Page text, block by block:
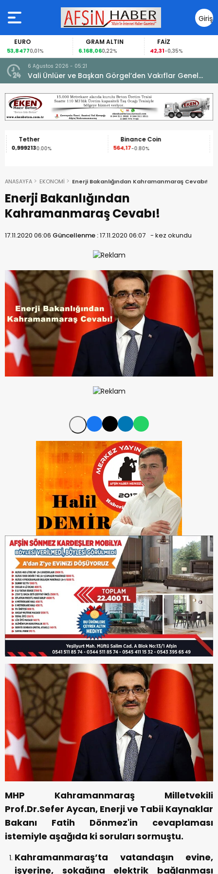
Giriş
Yap
EURO
53,84770,01%
GRAM ALTIN
6.168,060,22%
FAİZ
42,31-0,35%
6 Ağustos 2026 - 05:21
Vali Ünlüer ve Başkan Görgel’den Vakıflar Genel
Müdürlüğü’ne ziyaret.
Tether
0,9992130.00%
Binance Coin
564,17-0.80%
ANASAYFA EKONOMİ Enerji Bakanlığından Kahramanmaraş Cevabı!
Enerji Bakanlığından
Kahramanmaraş Cevabı!
17.11.2020 06:06 Güncellenme :17.11.2020 06:07 - kez okundu
MHP Kahramanmaraş Milletvekili
Prof.Dr.Sefer Aycan, Enerji ve Tabii Kaynaklar
Bakanı Fatih Dönmez'in cevaplaması
istemiyle aşağıda ki soruları sormuştu.
Kahramanmaraş’ta vatandaşın evine,
işyerine, sokağına elektrik bağlanması